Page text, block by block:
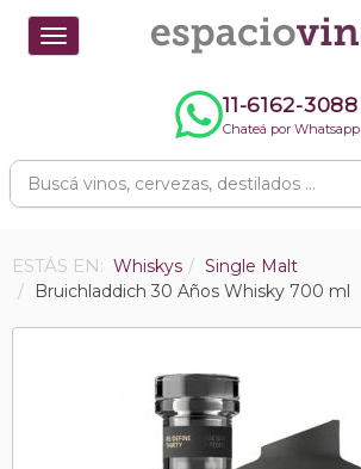
Toggle
navigation
11-6162-3088
Chateá por Whatsapp
ESTÁS EN: Whiskys
Single Malt
Bruichladdich 30 Años Whisky 700 ml